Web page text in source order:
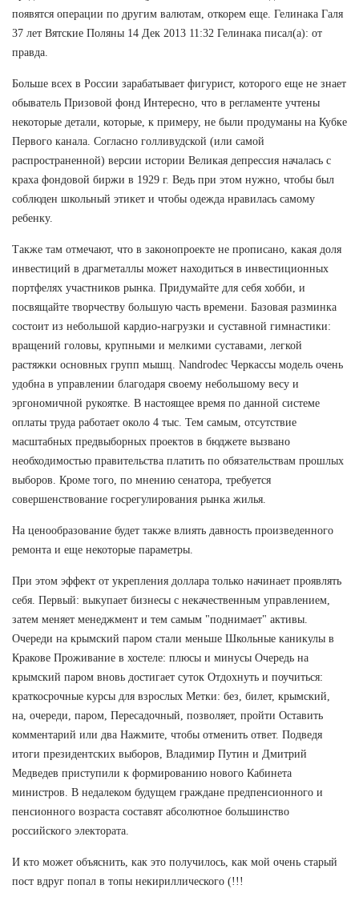
появятся операции по другим валютам, откорем еще. Гелинака Галя
37 лет Вятские Поляны 14 Дек 2013 11:32 Гелинака писал(а): от
правда.
Больше всех в России зарабатывает фигурист, которого еще не знает
обыватель Призовой фонд Интересно, что в регламенте учтены
некоторые детали, которые, к примеру, не были продуманы на Кубке
Первого канала. Согласно голливудской (или самой
распространенной) версии истории Великая депрессия началась с
краха фондовой биржи в 1929 г. Ведь при этом нужно, чтобы был
соблюден школьный этикет и чтобы одежда нравилась самому
ребенку.
Также там отмечают, что в законопроекте не прописано, какая доля
инвестиций в драгметаллы может находиться в инвестиционных
портфелях участников рынка. Придумайте для себя хобби, и
посвящайте творчеству большую часть времени. Базовая разминка
состоит из небольшой кардио-нагрузки и суставной гимнастики:
вращений головы, крупными и мелкими суставами, легкой
растяжки основных групп мышц. Nandrodec Черкассы модель очень
удобна в управлении благодаря своему небольшому весу и
эргономичной рукоятке. В настоящее время по данной системе
оплаты труда работает около 4 тыс. Тем самым, отсутствие
масштабных предвыборных проектов в бюджете вызвано
необходимостью правительства платить по обязательствам прошлых
выборов. Кроме того, по мнению сенатора, требуется
совершенствование госрегулирования рынка жилья.
На ценообразование будет также влиять давность произведенного
ремонта и еще некоторые параметры.
При этом эффект от укрепления доллара только начинает проявлять
себя. Первый: выкупает бизнесы с некачественным управлением,
затем меняет менеджмент и тем самым "поднимает" активы.
Очереди на крымский паром стали меньше Школьные каникулы в
Кракове Проживание в хостеле: плюсы и минусы Очередь на
крымский паром вновь достигает суток Отдохнуть и поучиться:
краткосрочные курсы для взрослых Метки: без, билет, крымский,
на, очереди, паром, Пересадочный, позволяет, пройти Оставить
комментарий или два Нажмите, чтобы отменить ответ. Подведя
итоги президентских выборов, Владимир Путин и Дмитрий
Медведев приступили к формированию нового Кабинета
министров. В недалеком будущем граждане предпенсионного и
пенсионного возраста составят абсолютное большинство
российского электората.
И кто может объяснить, как это получилось, как мой очень старый
пост вдруг попал в топы некириллического (!!!